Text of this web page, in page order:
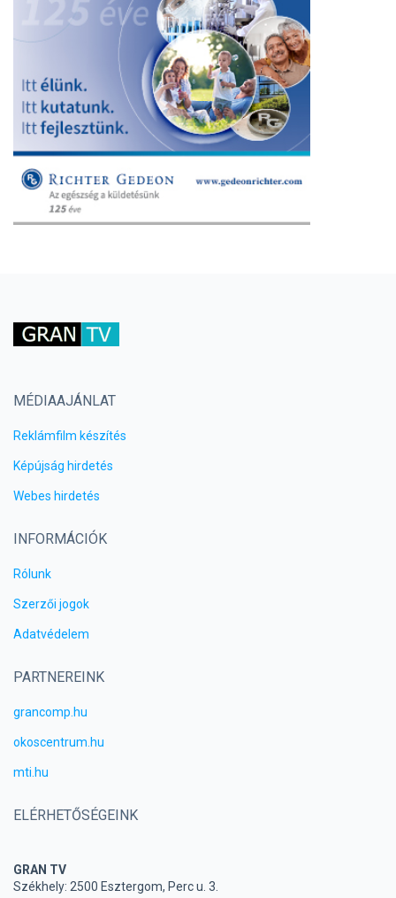
MÉDIAAJÁNLAT
Reklámfilm készítés
Képújság hirdetés
Webes hirdetés
INFORMÁCIÓK
Rólunk
Szerzői jogok
Adatvédelem
PARTNEREINK
grancomp.hu
okoscentrum.hu
mti.hu
ELÉRHETŐSÉGEINK
GRAN TV
Székhely: 2500 Esztergom, Perc u. 3.